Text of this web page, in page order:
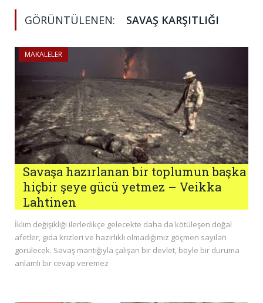
GÖRÜNTÜLENEN: SAVAŞ KARŞITLIĞI
MAKALELER
Savaşa hazırlanan bir toplumun başka
hiçbir şeye gücü yetmez – Veikka
Lahtinen
İklim değişikliği ilerledikçe gelecekte daha da kötüleşen doğal
afetler, gıda krizleri ve hazırlıklı olmadığımız göçmen sayıları
görülecek. Savaş mantığıyla çalışan bir devlet, böyle bir duruma
anlamlı bir cevap veremez